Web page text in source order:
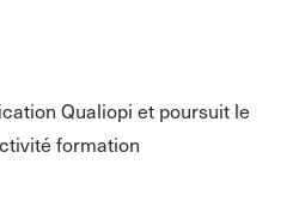
Qualiopi et poursuit le
formation